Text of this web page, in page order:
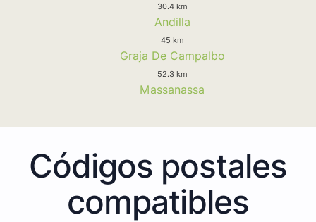
30.4 km
Andilla
45 km
Graja De Campalbo
52.3 km
Massanassa
Códigos postales
compatibles